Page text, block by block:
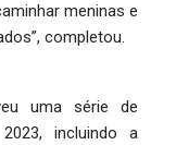
meninas e
completou.
uma série de
incluindo a